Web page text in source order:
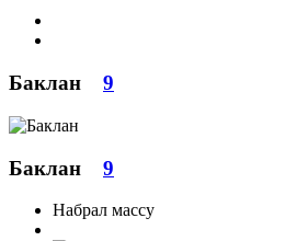
Баклан 9
Баклан 9
Набрал массу